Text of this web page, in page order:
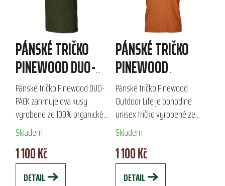
PÁNSKÉ TRIČKO
PINEWOOD DUO-
PACK
Pánské tričko Pinewood DUO-
PACK zahrnuje dva kusy
vyrobené ze 100% organické
bavlny s gramáží 180 g/m². S
krátkým rukávem a
decentním logem je ideální
pro outdoorové aktivity i...
Skladem
1 100 Kč
DETAIL
PÁNSKÉ TRIČKO
PINEWOOD
OUTDOOR LIFE
Pánské tričko Pinewood
Outdoor Life je pohodlné
unisex tričko vyrobené ze
180g bavlny. S nápisem
Pinewood na hrudi a kulatým
výstřihem je skvělé pro
každodenní nošení i...
Skladem
1 100 Kč
DETAIL